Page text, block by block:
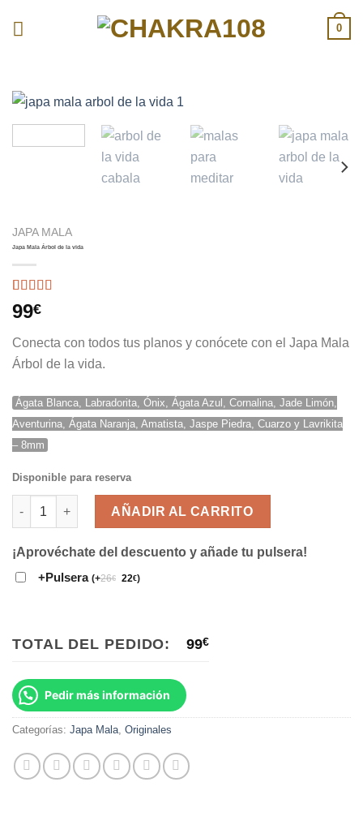
0
JAPA MALA
Japa Mala Árbol de la vida
Valorado
con4.67
3
valoraciones
de clientes
99€
Conecta con todos tus planos y conócete con el Japa Mala
Árbol de la vida.
Ágata Blanca, Labradorita, Ónix, Ágata Azul, Cornalina, Jade Limón,
Aventurina, Ágata Naranja, Amatista, Jaspe Piedra, Cuarzo y Lavrikita
– 8mm
Disponible para reserva
Japa Mala Árbol de la vida cantidad
AÑADIR AL CARRITO
¡Aprovéchate del descuento y añade tu pulsera!
+Pulsera (+26€ 22€)
TOTAL DEL PEDIDO: 99€
Pedir más información
Categorías: Japa Mala Originales